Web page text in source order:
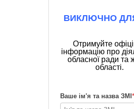
ВИКЛЮЧНО
Отримуйте
інформацію про
обласної ради та
області.
Ваше ім'я та назва ЗМІ *